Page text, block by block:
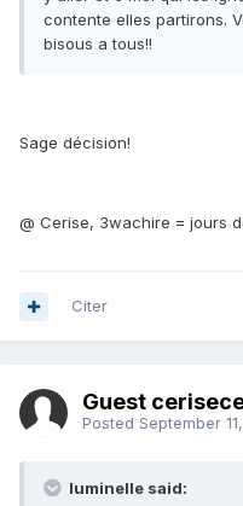
contente elles partirons.
bisous a tous!!
Sage décision!
@ Cerise, 3wachire = jours
Citer
Guest
Posted September
luminelle said: